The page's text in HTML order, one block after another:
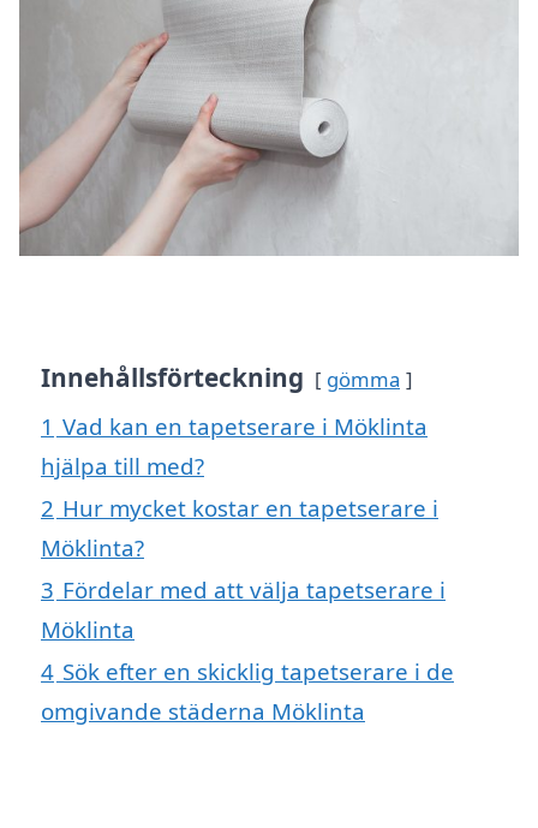
Innehållsförteckning gömma
1 Vad kan en tapetserare i Möklinta
hjälpa till med?
2 Hur mycket kostar en tapetserare i
Möklinta?
3 Fördelar med att välja tapetserare i
Möklinta
4 Sök efter en skicklig tapetserare i de
omgivande städerna Möklinta